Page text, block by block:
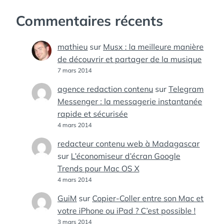
Commentaires récents
mathieu sur Musx : la meilleure manière
de découvrir et partager de la musique
7 mars 2014
agence redaction contenu sur Telegram
Messenger : la messagerie instantanée
rapide et sécurisée
4 mars 2014
redacteur contenu web à Madagascar
sur L’économiseur d’écran Google
Trends pour Mac OS X
4 mars 2014
GuiM sur Copier-Coller entre son Mac et
votre iPhone ou iPad ? C’est possible !
3 mars 2014